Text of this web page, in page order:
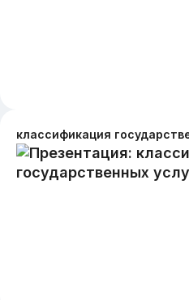
классификация